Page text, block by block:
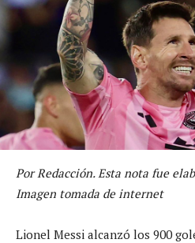
Por Redacción. Esta nota fue
Imagen tomada de internet
Lionel Messi alcanzó los 900